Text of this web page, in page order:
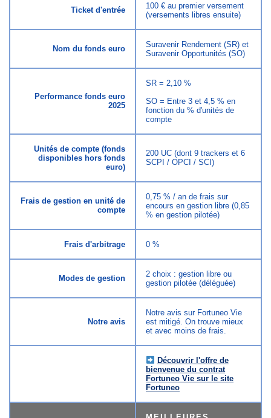
Ticket d'entrée
100 € au premier versement
(versements libres ensuite)
Nom du fonds euro
Suravenir Rendement (SR) et
Suravenir Opportunités (SO)
Performance fonds euro
2025
SR = 2,10 %
SO = Entre 3 et 4,5 % en
fonction du % d'unités de
compte
Unités de compte (fonds
disponibles hors fonds
euro)
200 UC (dont 9 trackers et 6
SCPI / OPCI / SCI)
Frais de gestion en unité de
compte
0,75 % / an de frais sur
encours en gestion libre (0,85
% en gestion pilotée)
Frais d'arbitrage 0 %
Modes de gestion
2 choix : gestion libre ou
gestion pilotée (déléguée)
Notre avis
Notre avis sur Fortuneo Vie
est mitigé. On trouve mieux
et avec moins de frais.
Découvrir l'offre de
bienvenue du contrat
Fortuneo Vie sur le site
Fortuneo